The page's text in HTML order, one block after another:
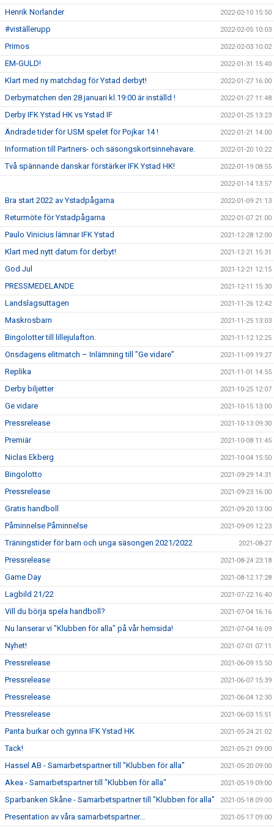
Henrik Norlander 2022-02-10 15:50
#viställerupp 2022-02-05 10:03
Primos 2022-02-03 10:02
EM-GULD! 2022-01-31 15:40
Klart med ny matchdag för Ystad derbyt! 2022-01-27 16:00
Derbymatchen den 28 januari kl.19:00 är inställd ! 2022-01-27 11:48
Derby IFK Ystad HK vs Ystad IF 2022-01-25 13:23
Ändrade tider för USM spelet för Pojkar 14 ! 2022-01-21 14:00
Information till Partners- och säsongskortsinnehavare. 2022-01-20 10:22
Två spännande danskar förstärker IFK Ystad HK! 2022-01-19 08:55
2022-01-14 13:57
Bra start 2022 av Ystadpågarna 2022-01-09 21:13
Returmöte för Ystadpågarna 2022-01-07 21:00
Paulo Vinicius lämnar IFK Ystad 2021-12-28 12:00
Klart med nytt datum för derbyt! 2021-12-21 15:31
God Jul 2021-12-21 12:15
PRESSMEDELANDE 2021-12-11 15:30
Landslagsuttagen 2021-11-26 12:42
Maskrosbarn 2021-11-25 13:03
Bingolotter till lillejulafton. 2021-11-12 12:25
Onsdagens elitmatch – Inlämning till ”Ge vidare” 2021-11-09 19:27
Replika 2021-11-01 14:55
Derby biljetter 2021-10-25 12:07
Ge vidare 2021-10-15 13:00
Pressrelease 2021-10-13 09:30
Premiär 2021-10-08 11:45
Niclas Ekberg 2021-10-04 15:50
Bingolotto 2021-09-29 14:31
Pressrelease 2021-09-23 16:00
Gratis handboll 2021-09-20 13:00
Påminnelse Påminnelse 2021-09-09 12:23
Träningstider för barn och unga säsongen 2021/2022 2021-08-27
Pressrelease 2021-08-24 23:18
Game Day 2021-08-12 17:28
Lagbild 21/22 2021-07-22 16:40
Vill du börja spela handboll? 2021-07-04 16:16
Nu lanserar vi "Klubben för alla" på vår hemsida! 2021-07-04 16:09
Nyhet! 2021-07-01 07:11
Pressrelease 2021-06-09 15:50
Pressrelease 2021-06-07 15:39
Pressrelease 2021-06-04 12:30
Pressrelease 2021-06-03 15:51
Panta burkar och gynna IFK Ystad HK 2021-05-24 21:02
Tack! 2021-05-21 09:00
Hassel AB - Samarbetspartner till "Klubben för alla" 2021-05-20 09:00
Akea - Samarbetspartner till "Klubben för alla" 2021-05-19 09:00
Sparbanken Skåne - Samarbetspartner till "Klubben för alla" 2021-05-18 09:00
Presentation av våra samarbetspartner... 2021-05-17 09:00